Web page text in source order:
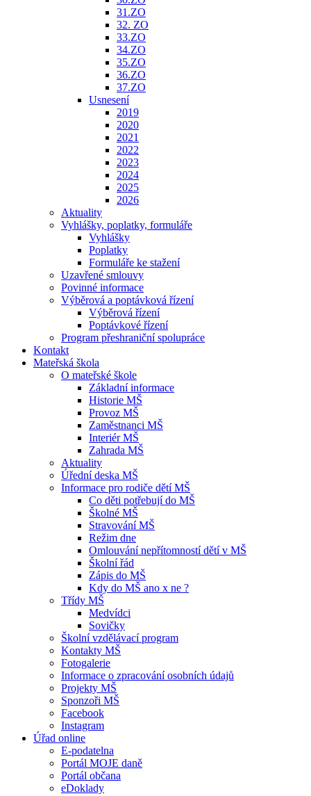
31.ZO
32. ZO
33.ZO
34.ZO
35.ZO
36.ZO
37.ZO
Usnesení
2019
2020
2021
2022
2023
2024
2025
2026
Aktuality
Vyhlášky, poplatky, formuláře
Vyhlášky
Poplatky
Formuláře ke stažení
Uzavřené smlouvy
Povinné informace
Výběrová a poptávková řízení
Výběrová řízení
Poptávkové řízení
Program přeshraniční spolupráce
Kontakt
Mateřská škola
O mateřské škole
Základní informace
Historie MŠ
Provoz MŠ
Zaměstnanci MŠ
Interiér MŠ
Zahrada MŠ
Aktuality
Úřední deska MŠ
Informace pro rodiče dětí MŠ
Co děti potřebují do MŠ
Školné MŠ
Stravování MŠ
Režim dne
Omlouvání nepřítomností dětí v MŠ
Školní řád
Zápis do MŠ
Kdy do MŠ ano x ne ?
Třídy MŠ
Medvídci
Sovičky
Školní vzdělávací program
Kontakty MŠ
Fotogalerie
Informace o zpracování osobních údajů
Projekty MŠ
Sponzoři MŠ
Facebook
Instagram
Úřad online
E-podatelna
Portál MOJE daně
Portál občana
eDoklady